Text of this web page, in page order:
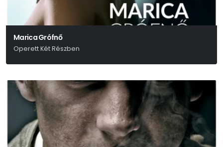
Marica Grófnő
Operett Két Részben